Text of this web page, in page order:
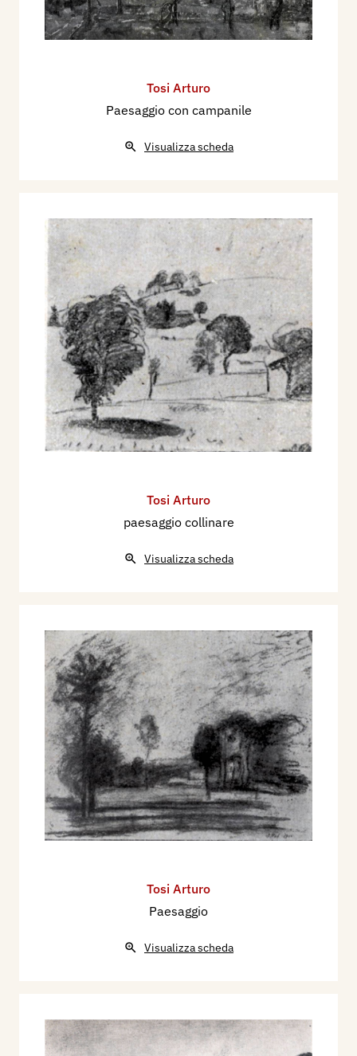
Tosi Arturo
Paesaggio con campanile
Visualizza scheda
Tosi Arturo
paesaggio collinare
Visualizza scheda
Tosi Arturo
Paesaggio
Visualizza scheda